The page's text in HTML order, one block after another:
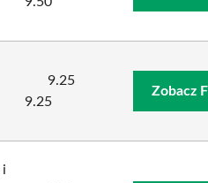
9.25
9.25
Zobacz
i